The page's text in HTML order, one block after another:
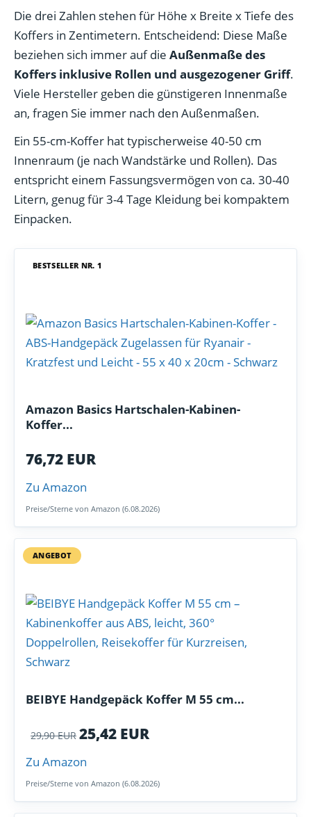
Die drei Zahlen stehen für Höhe x Breite x Tiefe des
Koffers in Zentimetern. Entscheidend: Diese Maße
beziehen sich immer auf die Außenmaße des
Koffers inklusive Rollen und ausgezogener Griff.
Viele Hersteller geben die günstigeren Innenmaße
an, fragen Sie immer nach den Außenmaßen.
Ein 55-cm-Koffer hat typischerweise 40-50 cm
Innenraum (je nach Wandstärke und Rollen). Das
entspricht einem Fassungsvermögen von ca. 30-40
Litern, genug für 3-4 Tage Kleidung bei kompaktem
Einpacken.
BESTSELLER NR. 1
Amazon Basics Hartschalen-Kabinen-
Koffer...
76,72 EUR
Zu Amazon
Preise/Sterne von Amazon (6.08.2026)
ANGEBOT
BEIBYE Handgepäck Koffer M 55 cm...
29,90 EUR 25,42 EUR
Zu Amazon
Preise/Sterne von Amazon (6.08.2026)